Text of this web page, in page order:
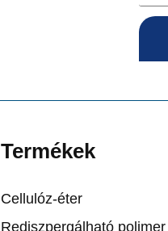
Termékek
Cellulóz-éter
Rediszpergálható polimer